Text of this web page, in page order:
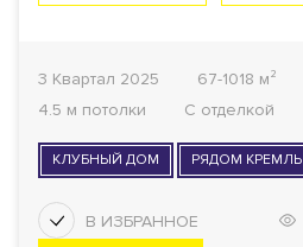
3 Квартал 2025 67-1018 м²
4.5 м потолки
С отделкой
КЛУБНЫЙ ДОМ РЯДОМ КРЕМЛЬ